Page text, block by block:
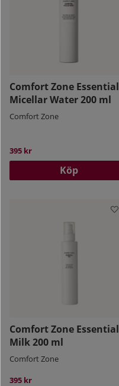
Comfort Zone Essential
Micellar Water 200 ml
Comfort Zone
395 kr
Köp
Comfort Zone Essential
Milk 200 ml
Comfort Zone
395 kr